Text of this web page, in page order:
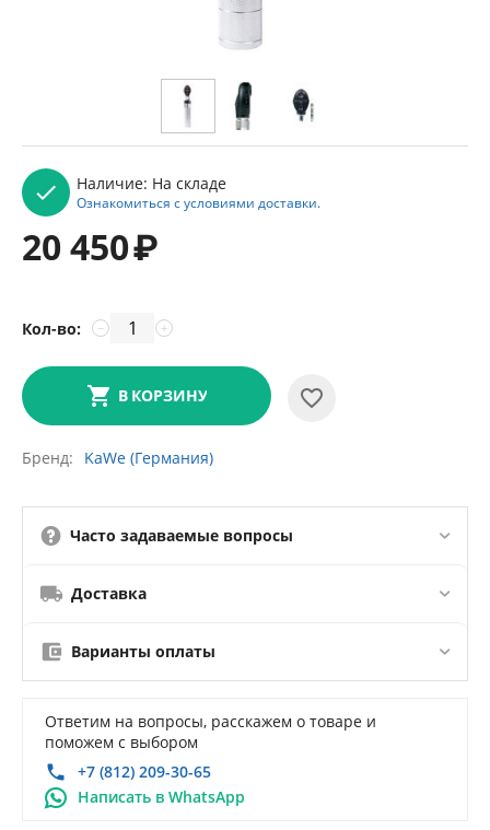
Наличие: На складе
Ознакомиться с условиями доставки.
20 450₽
Кол-во: +
−
В КОРЗИНУ
Бренд KaWe (Германия)
Часто задаваемые вопросы
Доставка
Варианты оплаты
Ответим на вопросы, расскажем о товаре и
поможем с выбором
+7 (812) 209-30-65
Написать в WhatsApp